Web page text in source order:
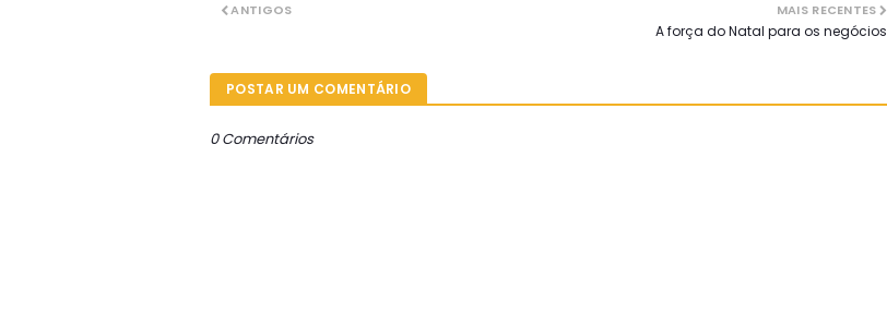
MAIS RECENTES
A força do Natal para os negócios
ANTIGOS
POSTAR UM COMENTÁRIO
0 Comentários